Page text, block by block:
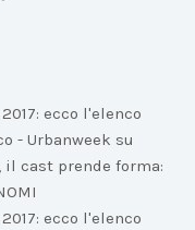
ecco l'elenco
- Urbanweek su
il cast prende forma:
ecco l'elenco